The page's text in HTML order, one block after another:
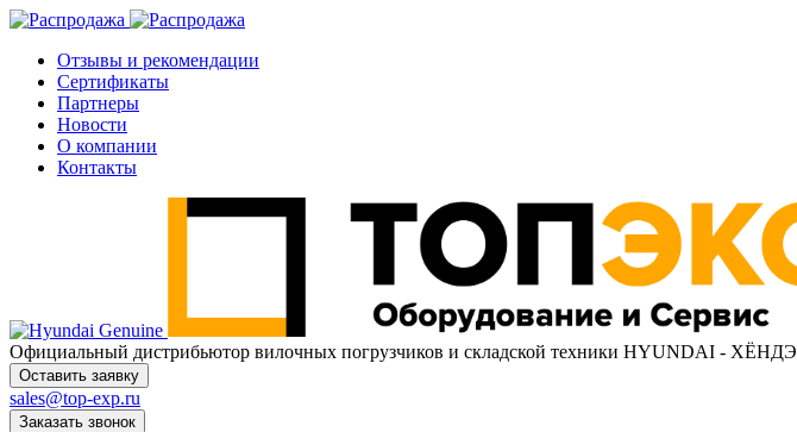
Отзывы и рекомендации
Сертификаты
Партнеры
Новости
О компании
Контакты
Официальный дистрибьютор вилочных погрузчиков и складской техники HYUNDAI - ХЁНДЭ
Оставить заявку
sales@top-exp.ru
Заказать звонок